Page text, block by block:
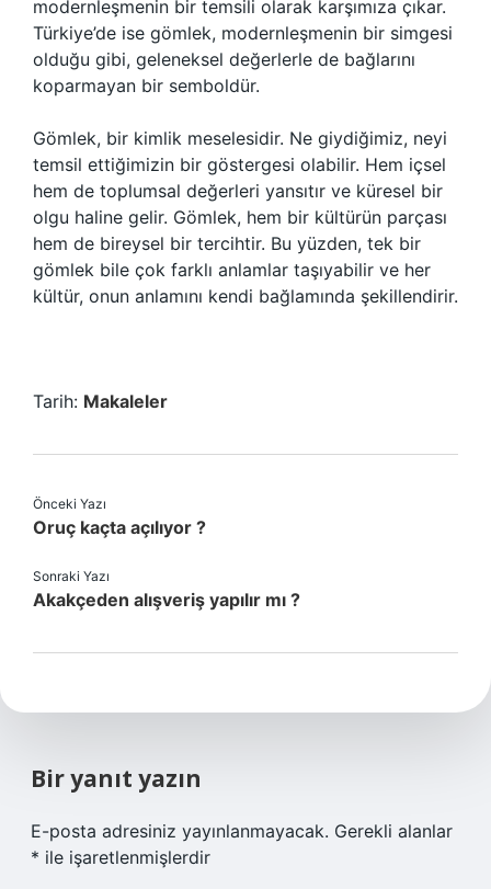
modernleşmenin bir temsili olarak karşımıza çıkar.
Türkiye’de ise gömlek, modernleşmenin bir simgesi
olduğu gibi, geleneksel değerlerle de bağlarını
koparmayan bir semboldür.
Gömlek, bir kimlik meselesidir. Ne giydiğimiz, neyi
temsil ettiğimizin bir göstergesi olabilir. Hem içsel
hem de toplumsal değerleri yansıtır ve küresel bir
olgu haline gelir. Gömlek, hem bir kültürün parçası
hem de bireysel bir tercihtir. Bu yüzden, tek bir
gömlek bile çok farklı anlamlar taşıyabilir ve her
kültür, onun anlamını kendi bağlamında şekillendirir.
Tarih: Makaleler
Önceki Yazı
Oruç kaçta açılıyor ?
Sonraki Yazı
Akakçeden alışveriş yapılır mı ?
Bir yanıt yazın
E-posta adresiniz yayınlanmayacak. Gerekli alanlar
* ile işaretlenmişlerdir